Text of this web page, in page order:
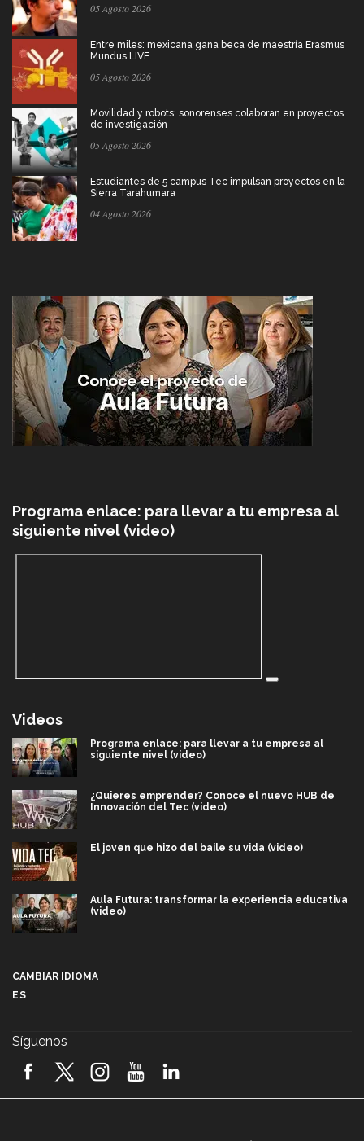
05 Agosto 2026
Entre miles: mexicana gana beca de maestría Erasmus
Mundus LIVE
05 Agosto 2026
Movilidad y robots: sonorenses colaboran en proyectos
de investigación
05 Agosto 2026
Estudiantes de 5 campus Tec impulsan proyectos en la
Sierra Tarahumara
04 Agosto 2026
Programa enlace: para llevar a tu empresa al
siguiente nivel (video)
Videos
Programa enlace: para llevar a tu empresa al
siguiente nivel (video)
¿Quieres emprender? Conoce el nuevo HUB de
Innovación del Tec (video)
El joven que hizo del baile su vida (video)
Aula Futura: transformar la experiencia educativa
(video)
2026! (video)
CAMBIAR IDIOMA
ES
Síguenos